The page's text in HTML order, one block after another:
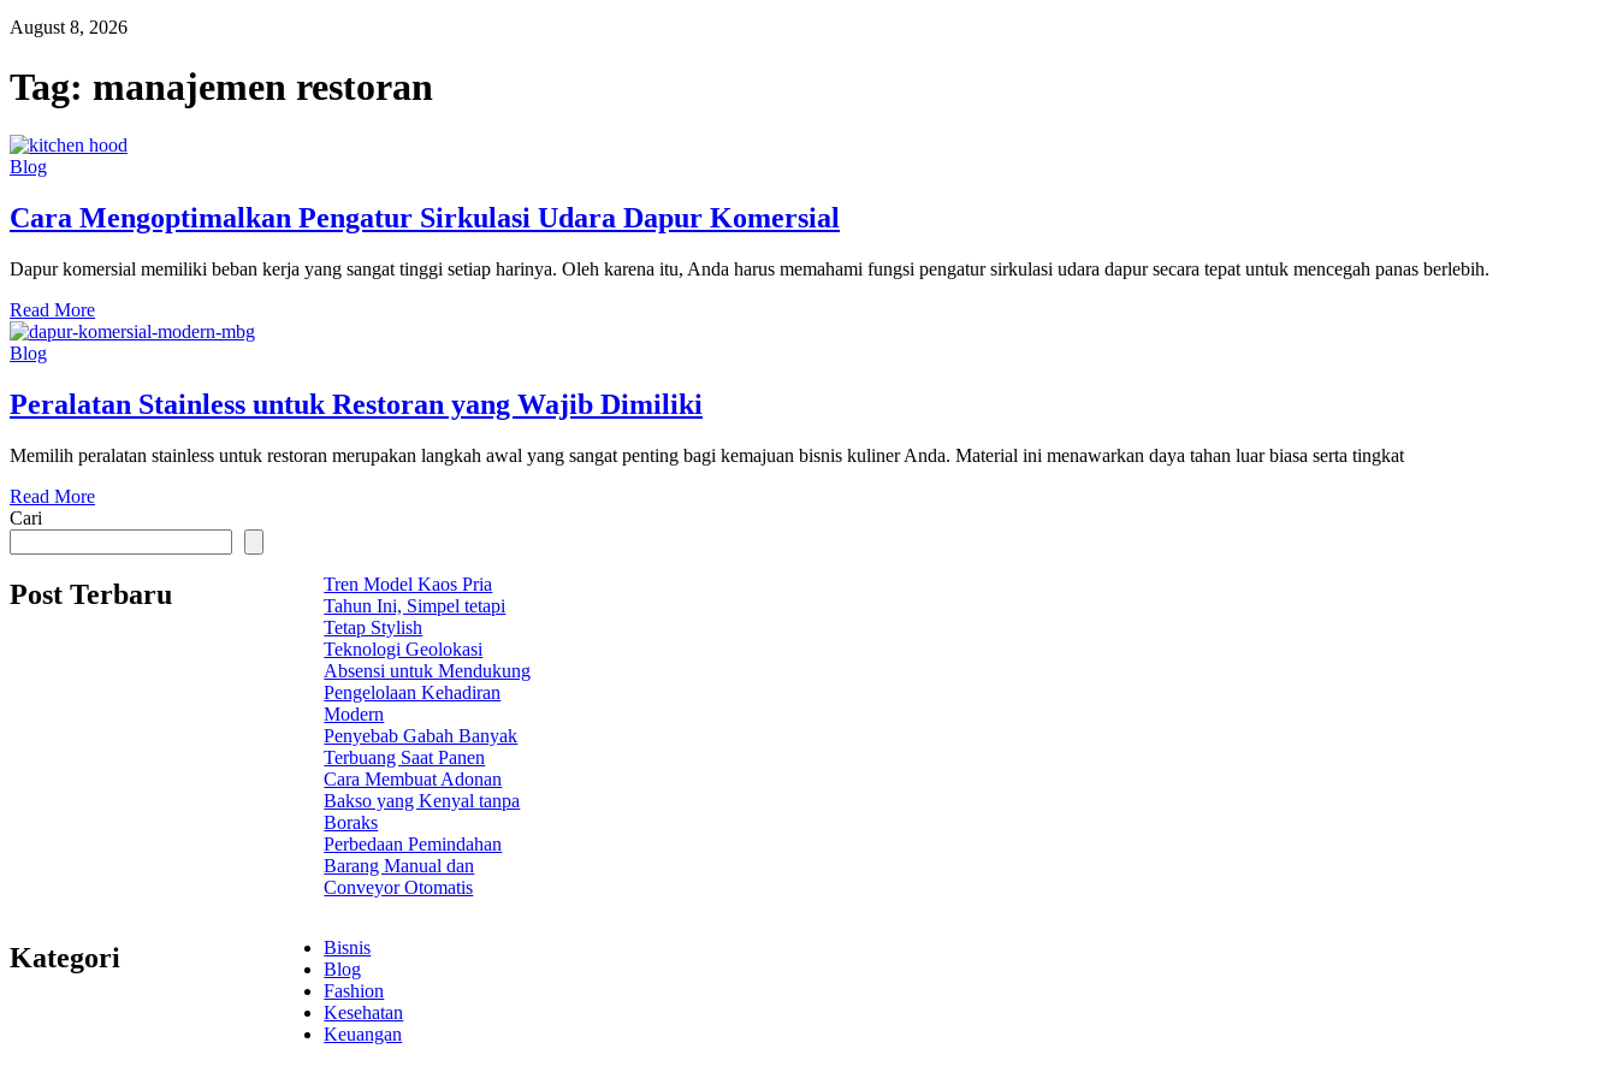
August 8, 2026
Tag: manajemen restoran
Blog
Cara Mengoptimalkan Pengatur Sirkulasi Udara Dapur Komersial
Dapur komersial memiliki beban kerja yang sangat tinggi setiap harinya. Oleh karena itu, Anda harus memahami fungsi pengatur sirkulasi udara dapur secara tepat untuk mencegah panas berlebih.
Read More
Blog
Peralatan Stainless untuk Restoran yang Wajib Dimiliki
Memilih peralatan stainless untuk restoran merupakan langkah awal yang sangat penting bagi kemajuan bisnis kuliner Anda. Material ini menawarkan daya tahan luar biasa serta tingkat
Read More
Cari
Post Terbaru
Tren Model Kaos Pria
Tahun Ini, Simpel tetapi
Tetap Stylish
Teknologi Geolokasi
Absensi untuk Mendukung
Pengelolaan Kehadiran
Modern
Penyebab Gabah Banyak
Terbuang Saat Panen
Cara Membuat Adonan
Bakso yang Kenyal tanpa
Boraks
Perbedaan Pemindahan
Barang Manual dan
Conveyor Otomatis
Kategori
Bisnis
Blog
Fashion
Kesehatan
Keuangan